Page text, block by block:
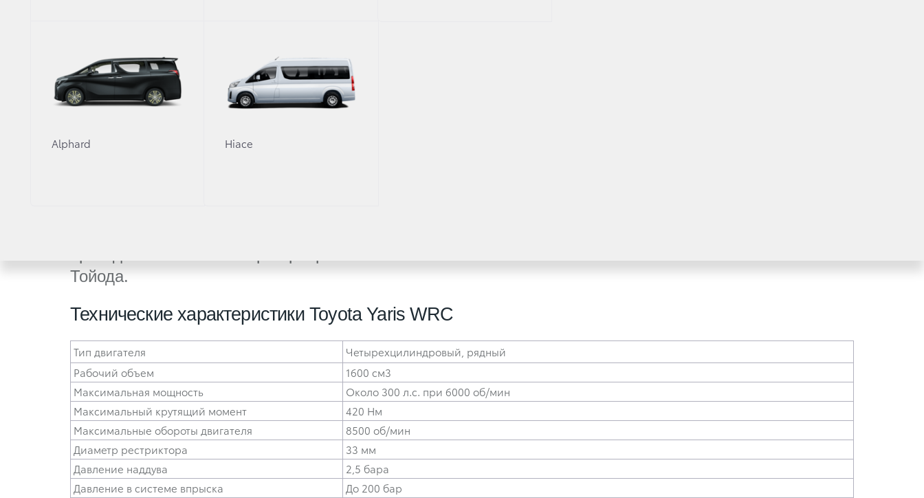
Alphard Hiace
Тогда я понял, что мы должны вернуться.
Мы будем выступать в WRC, но я бы не назвал
это возвращением — в 2017 году мы всё начнём
на трассах мирового ралли в 1999 году, поэтому
Тойода.
Технические характеристики Toyota Yaris WRC
Тип двигателя
Четырехцилиндровый, рядный
Рабочий объем
1600 см3
Максимальная мощность
Около 300 л.с. при 6000 об/мин
Максимальный крутящий момент
420 Нм
Максимальные обороты двигателя
8500 об/мин
Диаметр рестриктора
33 мм
Давление наддува
2,5 бара
Давление в системе впрыска
До 200 бар